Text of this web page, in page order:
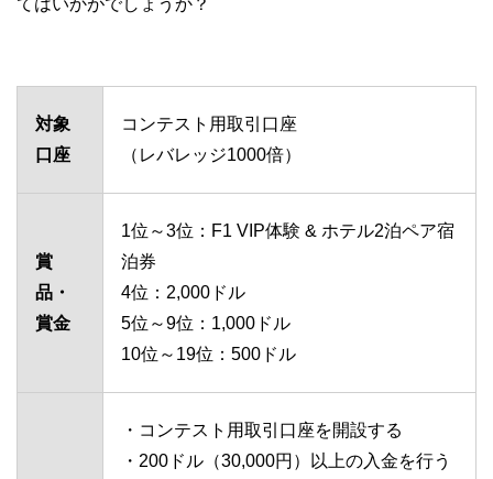
対象
口座
コンテスト用取引口座
（レバレッジ1000倍）
賞
品・
賞金
1位～3位：F1 VIP体験 & ホテル2泊ペア宿
泊券
4位：2,000ドル
5位～9位：1,000ドル
10位～19位：500ドル
・コンテスト用取引口座を開設する
・200ドル（30,000円）以上の入金を行う